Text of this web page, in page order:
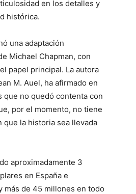
en los detalles y
histórica.
una adaptación
Michael Chapman, con
papel principal. La autora
M. Auel, ha afirmado en
que no quedó contenta con
por el momento, no tiene
que la historia sea llevada
aproximadamente 3
en España e
más de 45 millones en todo